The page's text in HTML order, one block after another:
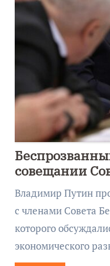
совещании
руководством
Владимир Путин
с членами Совета
которого
экономического